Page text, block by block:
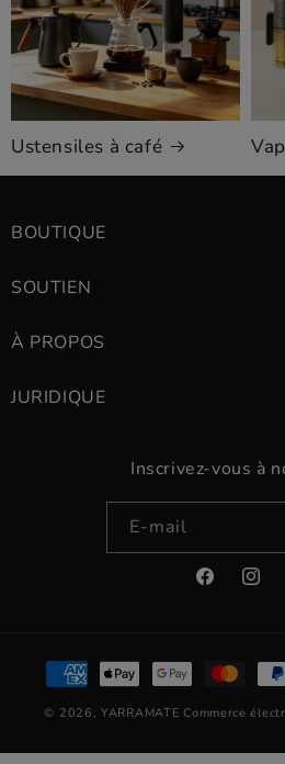
Ustensiles à café
BOUTIQUE
SOUTIEN
À PROPOS
JURIDIQUE
Inscrivez-vous à
E-mail
Facebook
Moyens
de
paiement
© 2026,YARRAMATE Commerce